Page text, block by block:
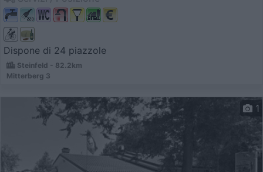
Dispone di 24 piazzole
Steinfeld - 82.2km
Mitterberg 3
1